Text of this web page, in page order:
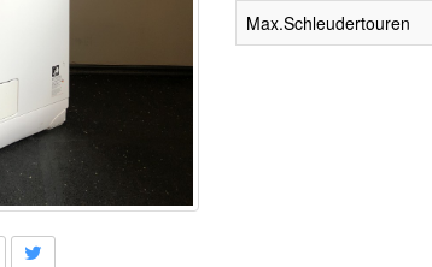
Max.Schleudertouren